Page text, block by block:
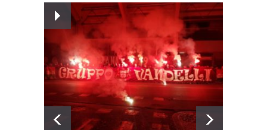
Ecco le prove
dell’incongruenza delle
due sentenze
REGGIANA 15 Aprile 2021